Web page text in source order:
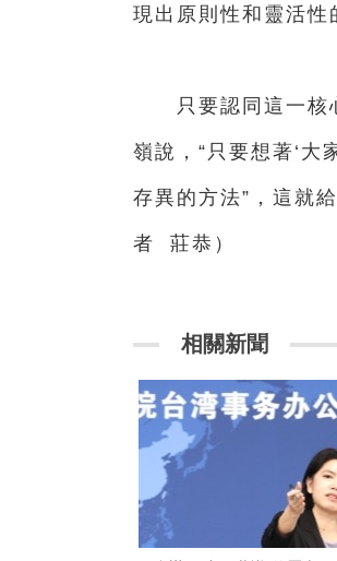
現出原則性和靈活性
只要認同這一核心
嶺說，“只要想著‘大
存異的方法”，這就
者 莊恭）
相關新聞